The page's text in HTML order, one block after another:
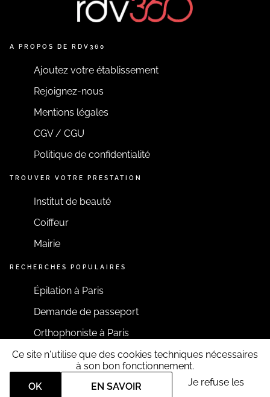
A PROPOS DE RDV360
Ajoutez votre établissement
Rejoignez-nous
Mentions légales
CGV / CGU
Politique de confidentialité
TROUVER VOTRE PRESTATION
Institut de beauté
Coiffeur
Mairie
RECHERCHES POPULAIRES
Épilation à Paris
Demande de passeport
Orthophoniste à Paris
RESTONS CONNECTÉS
Ce site n'utilise que des cookies techniques nécessaires
à son bon fonctionnement.
OK
EN SAVOIR
Je refuse les